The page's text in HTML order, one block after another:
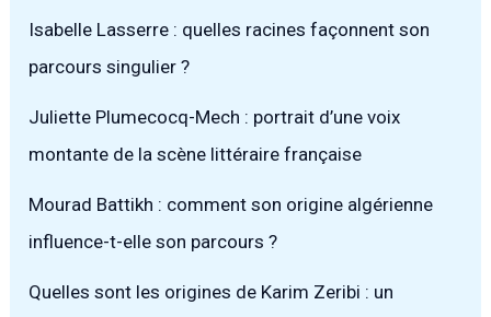
Isabelle Lasserre : quelles racines façonnent son
parcours singulier ?
Juliette Plumecocq-Mech : portrait d’une voix
montante de la scène littéraire française
Mourad Battikh : comment son origine algérienne
influence-t-elle son parcours ?
Quelles sont les origines de Karim Zeribi : un